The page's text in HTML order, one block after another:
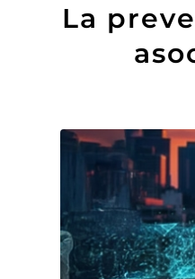
La